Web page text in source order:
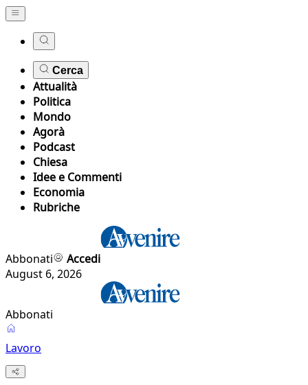
Cerca
Attualità
Politica
Mondo
Agorà
Podcast
Chiesa
Idee e Commenti
Economia
Rubriche
Abbonati
Accedi
August 6, 2026
Abbonati
Lavoro